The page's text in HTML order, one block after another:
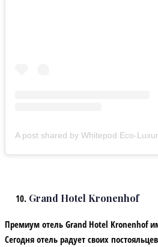
Grand Hotel Kronenhof
Премиум отель Grand Hotel Kronenhof
Сегодня отель радует своих